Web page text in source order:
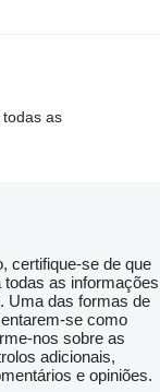
as
certifique-se de que
as informações
Uma das formas de
se como
nos sobre as
adicionais,
e opiniões.